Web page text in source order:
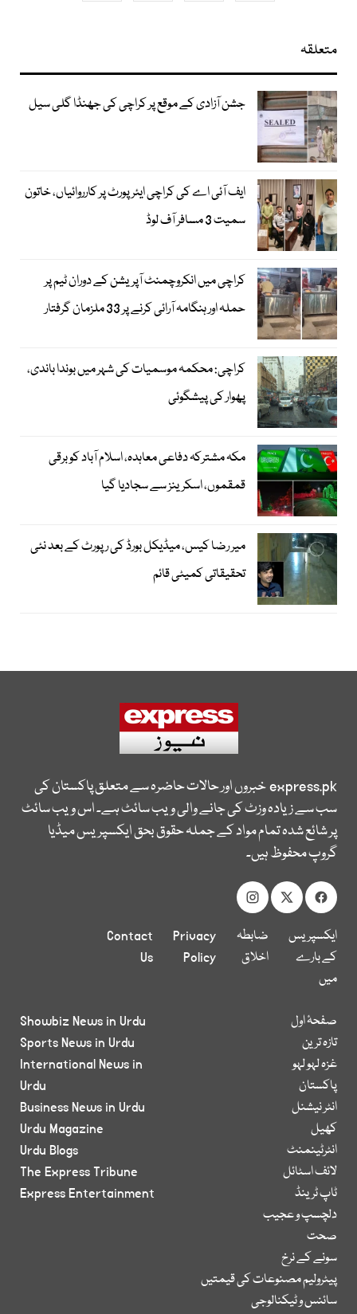
متعلقہ
جشن آزادی کے موقع پر کراچی کی جھنڈا گلی سیل
ایف آئی اے کی کراچی ایئرپورٹ پر کارروائیاں، خاتون
سمیت 3 مسافر آف لوڈ
کراچی میں انکروچمنٹ آپریشن کے دوران ٹیم پر
حملہ اور ہنگامہ آرائی کرنے پر 33 ملزمان گرفتار
کراچی: محکمہ موسمیات کی شہر میں بوندا باندی،
پھوار کی پیشگوئی
مکہ مشترکہ دفاعی معاہدہ، اسلام آباد کو برقی
قمقموں، اسکرینز سے سجادیا گیا
میر رضا کیس، میڈیکل بورڈ کی رپورٹ کے بعد نئی
تحقیقاتی کمیٹی قائم
express.pkخبروں اور حالات حاضرہ سے متعلق پاکستان کی
سب سے زیادہ وزٹ کی جانے والی ویب سائٹ ہے۔ اس ویب سائٹ
پر شائع شدہ تمام مواد کے جملہ حقوق بحق ایکسپریس میڈیا
گروپ محفوظ ہیں۔
ایکسپریس
کے بارے
میں
ضابطہ
اخلاق
Privacy
Policy
Contact
Us
صفحۂ اول
تازہ ترین
غزہ لہو لہو
پاکستان
انٹر نیشنل
کھیل
انٹرٹینمنٹ
لائف اسٹائل
ٹاپ ٹرینڈ
دلچسپ و عجیب
صحت
سونے کے نرخ
پیٹرولیم مصنوعات کی قیمتیں
سائنس و ٹیکنالوجی
Showbiz News in Urdu
Sports News in Urdu
International News in
Urdu
Business News in Urdu
Urdu Magazine
Urdu Blogs
The Express Tribune
Express Entertainment